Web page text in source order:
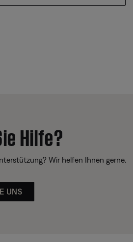
Hilfe?
Wir helfen Ihnen gerne.
UNS